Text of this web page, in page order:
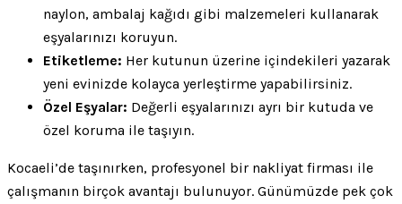
naylon, ambalaj kağıdı gibi malzemeleri kullanarak
eşyalarınızı koruyun.
Etiketleme: Her kutunun üzerine içindekileri yazarak
yeni evinizde kolayca yerleştirme yapabilirsiniz.
Özel Eşyalar: Değerli eşyalarınızı ayrı bir kutuda ve
özel koruma ile taşıyın.
Kocaeli’de taşınırken, profesyonel bir nakliyat firması ile
çalışmanın birçok avantajı bulunuyor. Günümüzde pek çok